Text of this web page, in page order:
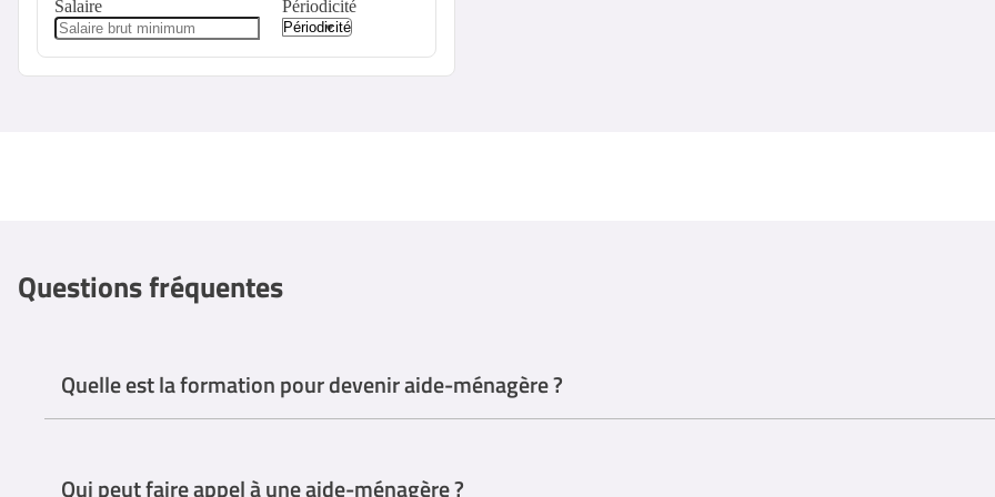
Salaire Périodicité
Questions fréquentes
Quelle est la formation pour devenir aide-ménagère ?
Certains organismes proposent des programmes de formation professionnelle spécifiques aux services d'aide à domicile.
Qui peut faire appel à une aide-ménagère ?